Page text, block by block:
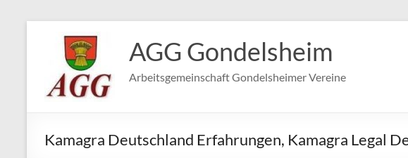
springen
AGG Gondelsheim
Arbeitsgemeinschaft Gondelsheimer Vereine
Kamagra Deutschland Erfahrungen, Kamagra Legal